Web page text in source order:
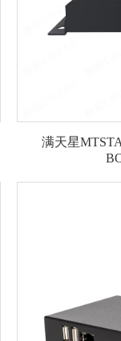
满天星